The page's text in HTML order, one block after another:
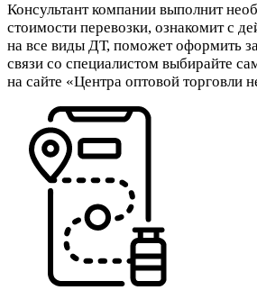
Консультант компании выполнит
стоимости перевозки, ознакомит с
на все виды ДТ, поможет оформить
связи со специалистом выбирайте
на сайте «Центра оптовой торговли